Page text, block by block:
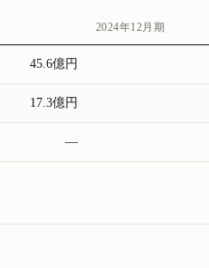
2024年12月期
45.6億円
17.3億円
—